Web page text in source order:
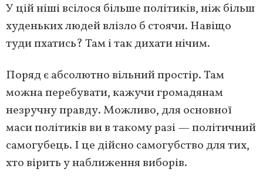
У цій ніші всілося більше політиків, ніж більш
худеньких людей влізло б стоячи. Навіщо
туди пхатись? Там і так дихати нічим.
Поряд є абсолютно вільний простір. Там
можна перебувати, кажучи громадянам
незручну правду. Можливо, для основної
маси політиків ви в такому разі — політичний
самогубець. І це дійсно самогубство для тих,
хто вірить у наближення виборів.